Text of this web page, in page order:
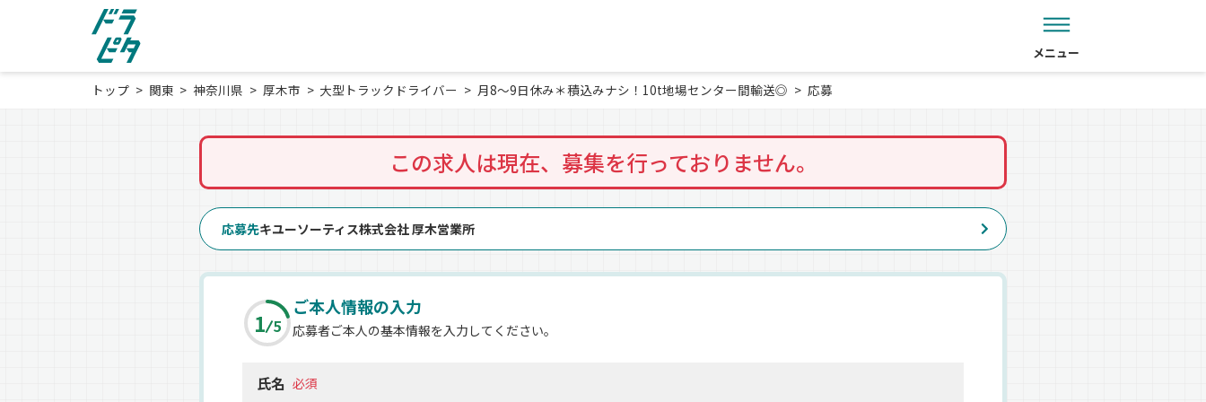
メニュー
トップ 関東 神奈川県 厚木市 大型トラックドライバー 月8～9日休み＊積込みナシ！10t地場センター間輸送◎ 応募
この求人は現在、募集を行っておりません。
応募先キユーソーティス株式会社 厚木営業所
1 5
ご本人情報の入力
応募者ご本人の基本情報を入力してください。
氏名 必須